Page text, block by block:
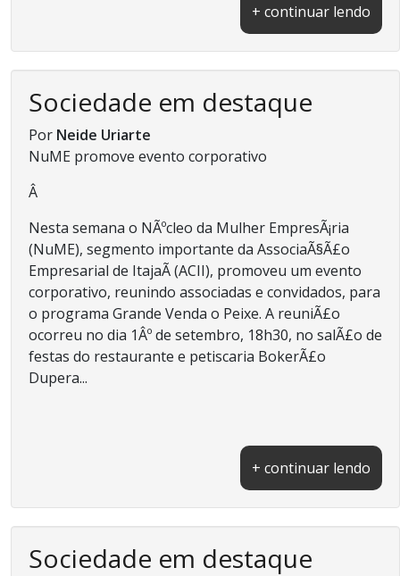
+ continuar lendo
Sociedade em destaque
Por Neide Uriarte
NuME promove evento corporativo
Â
Nesta semana o NÃºcleo da Mulher EmpresÃ¡ria
(NuME), segmento importante da AssociaÃ§Ã£o
Empresarial de ItajaÃ­ (ACII), promoveu um evento
corporativo, reunindo associadas e convidados, para
o programa Grande Venda o Peixe. A reuniÃ£o
ocorreu no dia 1Âº de setembro, 18h30, no salÃ£o de
festas do restaurante e petiscaria BokerÃ£o
Dupera...
+ continuar lendo
Sociedade em destaque